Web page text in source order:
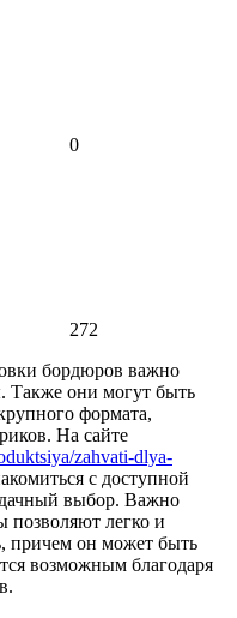
0
272
бордюров важно
Также они могут быть
формата,
На сайте
zahvati-dlya-
с доступной
выбор. Важно
позволяют легко и
причем он может быть
возможным благодаря